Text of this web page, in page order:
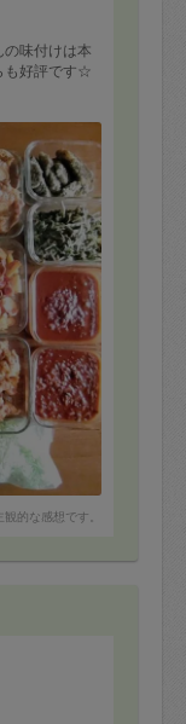
味付けは本
も好評です☆
的な感想です。